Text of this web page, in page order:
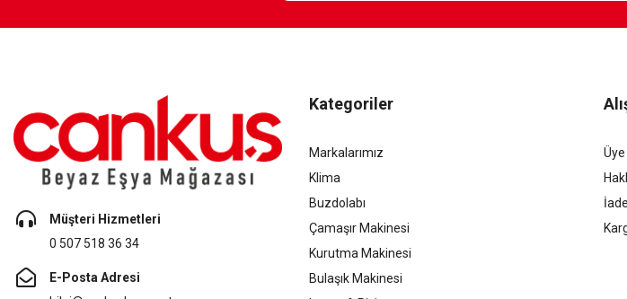
Müşteri Hizmetleri
0 507 518 36 34
E-Posta Adresi
Kategoriler
Markalarımız
Klima
Buzdolabı
Çamaşır Makinesi
Kurutma Makinesi
Bulaşık Makinesi
Üye